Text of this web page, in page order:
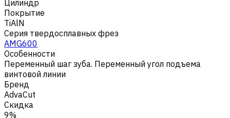
Цилиндр
Покрытие
TiAlN
Серия твердосплавных фрез
AMG600
Особенности
Переменный шаг зуба. Переменный угол подъема
винтовой линии
Бренд
AdvaCut
Скидка
9%